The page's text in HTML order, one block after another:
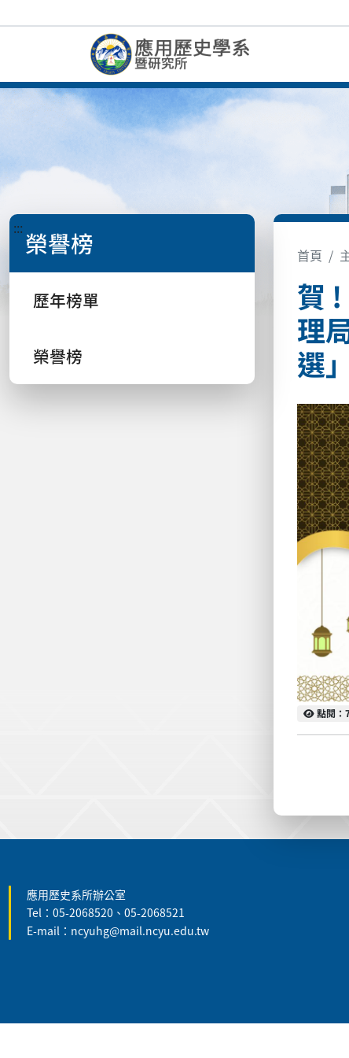
::: 榮譽榜
歷年榜單
榮譽榜
首頁
賀
理
選
點閱
點閱：
應用歷史系所辦公室
Tel：05-2068520、05-2068521
E-mail：ncyuhg@mail.ncyu.edu.tw